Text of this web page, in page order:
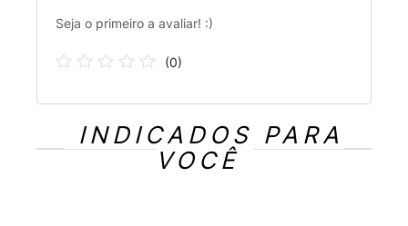
Seja o primeiro a avaliar! :)
(0)
INDICADOS PARA
VOCÊ